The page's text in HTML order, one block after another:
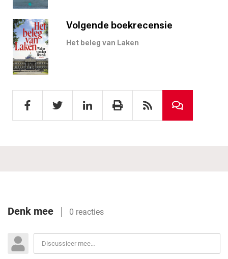
Volgende boekrecensie
Het beleg van Laken